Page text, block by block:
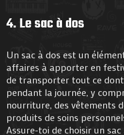
4. Le sac à dos
Un sac à dos est un
affaires à apporter en
de transporter tout ce
pendant la journée, y
nourriture, des vêtements
produits de soins
Assure-toi de choisir un